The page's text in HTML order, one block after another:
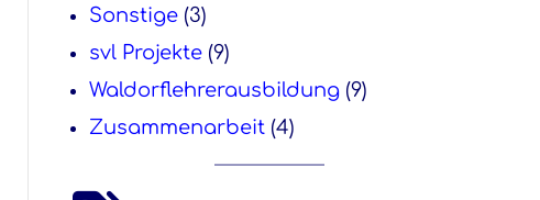
Sonstige(3)
svl Projekte(9)
Waldorflehrerausbildung(9)
Zusammenarbeit(4)